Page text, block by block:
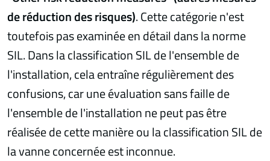
de réduction des risques). Cette catégorie n'est
toutefois pas examinée en détail dans la norme
SIL. Dans la classification SIL de l'ensemble de
l'installation, cela entraîne régulièrement des
confusions, car une évaluation sans faille de
l'ensemble de l'installation ne peut pas être
réalisée de cette manière ou la classification SIL de
la vanne concernée est inconnue.